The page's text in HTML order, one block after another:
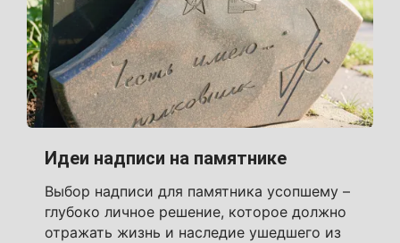
Идеи надписи на памятнике
Выбор надписи для памятника усопшему –
глубоко личное решение, которое должно
отражать жизнь и наследие ушедшего из